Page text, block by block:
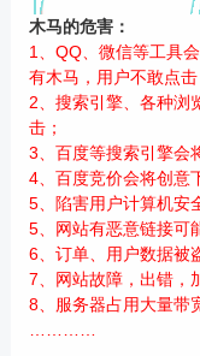
木马的危害：
1、QQ、微信等工具
有木马，用户不敢点击
2、搜索引擎、各种浏
击；
3、百度等搜索引擎会
4、百度竞价会将创意
5、陷害用户计算机安
5、网站有恶意链接可
6、订单、用户数据被
7、网站故障，出错，
8、服务器占用大量带